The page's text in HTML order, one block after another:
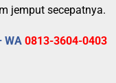
jemput secepatnya.
WA 0813-3604-0403